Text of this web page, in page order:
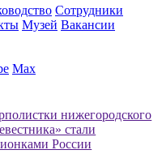
Сотрудники
Музей Вакансии
Max
нижегородского
стали
России